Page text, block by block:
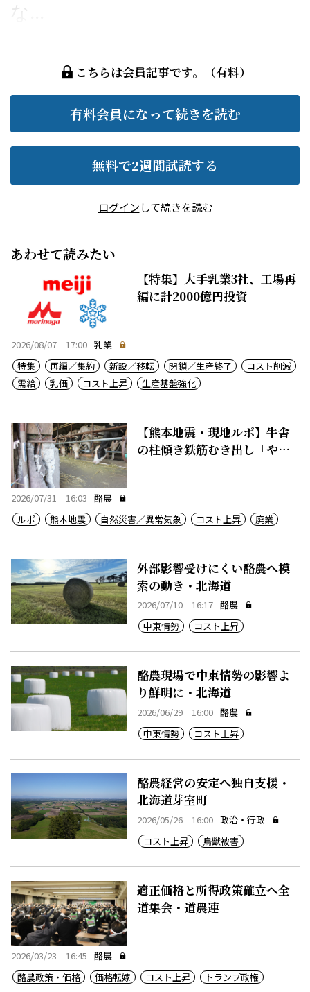
な...
こちらは会員記事です。（有料）
有料会員になって続きを読む
無料で2週間試読する
ログインして続きを読む
あわせて読みたい
【特集】大手乳業3社、工場再
編に計2000億円投資
2026/08/07 17:00 乳業
特集
再編／集約 新設／移転 閉鎖／生産終了
コスト削減
需給
乳価 コスト上昇 生産基盤強化
【熊本地震・現地ルポ】牛舎
の柱傾き鉄筋むき出し「やめ
2026/07/31 16:03 酪農
ルポ
熊本地震 自然災害／異常気象 コスト上昇 廃業
外部影響受けにくい酪農へ模
索の動き・北海道
2026/07/10 16:17 酪農
中東情勢
コスト上昇
酪農現場で中東情勢の影響よ
り鮮明に・北海道
2026/06/29 16:00 酪農
中東情勢
コスト上昇
酪農経営の安定へ独自支援・
北海道芽室町
2026/05/26 16:00 政治・行政
コスト上昇
鳥獣被害
適正価格と所得政策確立へ全
道集会・道農連
2026/03/23 16:45 酪農
酪農政策・価格
価格転嫁 コスト上昇 トランプ政権